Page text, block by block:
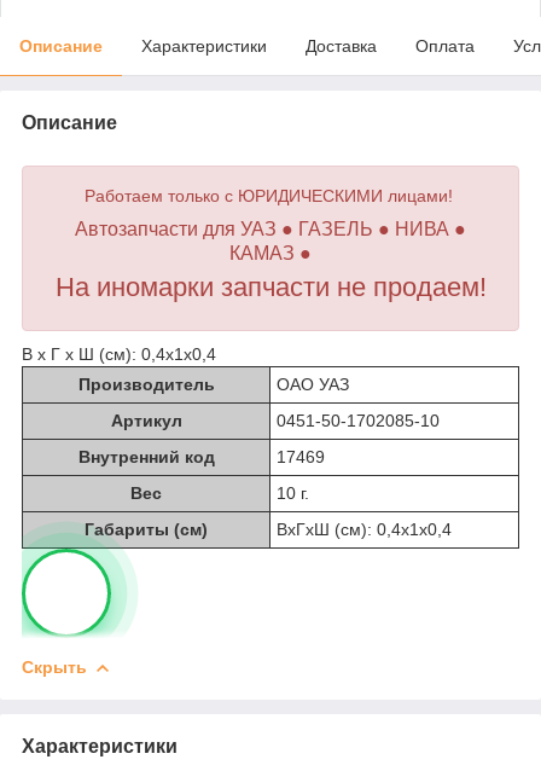
Описание Характеристики Доставка Оплата
Описание
Работаем только с ЮРИДИЧЕСКИМИ лицами!
Автозапчасти для УАЗ ● ГАЗЕЛЬ ● НИВА ●
КАМАЗ ●
На иномарки запчасти не продаем!
В х Г х Ш (см): 0,4х1х0,4
Производитель
ОАО УАЗ
Артикул
0451-50-1702085-10
Внутренний код
17469
Вес
10 г.
Габариты (см)
ВхГхШ (см): 0,4х1х0,4
Скрыть
Характеристики